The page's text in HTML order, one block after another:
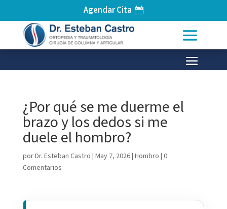
Agendar Cita
¿Por qué se me duerme el
brazo y los dedos si me
duele el hombro?
porDr. Esteban Castro | May 7, 2026| Hombro | 0
Comentarios